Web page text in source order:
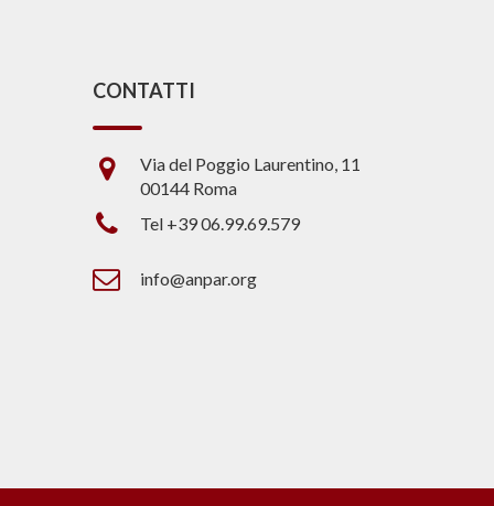
CONTATTI
Via del Poggio Laurentino, 11
00144 Roma
Tel +39 06.99.69.579
info@anpar.org